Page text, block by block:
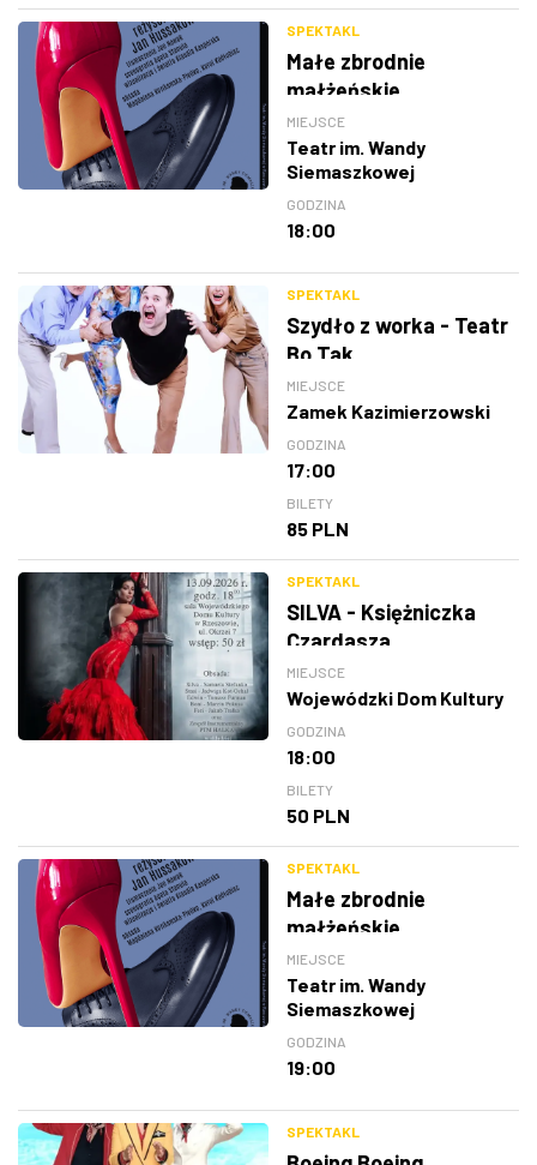
SPEKTAKL
Małe zbrodnie
małżeńskie
MIEJSCE
Teatr im. Wandy
Siemaszkowej
GODZINA
18:00
SPEKTAKL
Szydło z worka - Teatr
Bo Tak
MIEJSCE
Zamek Kazimierzowski
GODZINA
17:00
BILETY
85 PLN
SPEKTAKL
SILVA - Księżniczka
Czardasza
MIEJSCE
Wojewódzki Dom Kultury
GODZINA
18:00
BILETY
50 PLN
SPEKTAKL
Małe zbrodnie
małżeńskie
MIEJSCE
Teatr im. Wandy
Siemaszkowej
GODZINA
19:00
SPEKTAKL